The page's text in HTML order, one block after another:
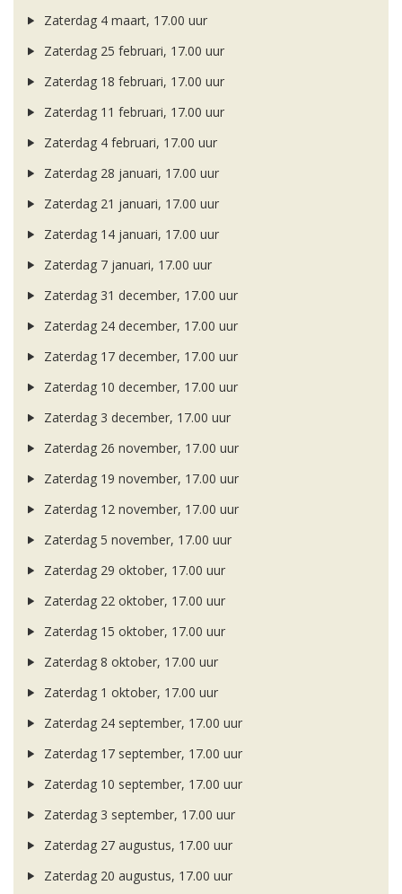
Zaterdag 4 maart, 17.00 uur
Zaterdag 25 februari, 17.00 uur
Zaterdag 18 februari, 17.00 uur
Zaterdag 11 februari, 17.00 uur
Zaterdag 4 februari, 17.00 uur
Zaterdag 28 januari, 17.00 uur
Zaterdag 21 januari, 17.00 uur
Zaterdag 14 januari, 17.00 uur
Zaterdag 7 januari, 17.00 uur
Zaterdag 31 december, 17.00 uur
Zaterdag 24 december, 17.00 uur
Zaterdag 17 december, 17.00 uur
Zaterdag 10 december, 17.00 uur
Zaterdag 3 december, 17.00 uur
Zaterdag 26 november, 17.00 uur
Zaterdag 19 november, 17.00 uur
Zaterdag 12 november, 17.00 uur
Zaterdag 5 november, 17.00 uur
Zaterdag 29 oktober, 17.00 uur
Zaterdag 22 oktober, 17.00 uur
Zaterdag 15 oktober, 17.00 uur
Zaterdag 8 oktober, 17.00 uur
Zaterdag 1 oktober, 17.00 uur
Zaterdag 24 september, 17.00 uur
Zaterdag 17 september, 17.00 uur
Zaterdag 10 september, 17.00 uur
Zaterdag 3 september, 17.00 uur
Zaterdag 27 augustus, 17.00 uur
Zaterdag 20 augustus, 17.00 uur